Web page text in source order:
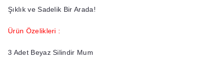
Şıklık ve Sadelik Bir Arada!
Ürün Özelikleri :
3 Adet Beyaz Silindir Mum